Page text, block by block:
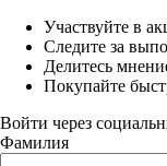
Участвуйте в
Следите за
Делитесь
Покупайте
Войти через
Фамилия